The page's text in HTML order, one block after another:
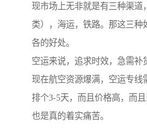
现市场上无非就是有三种渠道
类），海运，铁路。那这三种
各的好处。
空运来说，追求时效，急需补
现在航空资源爆满，空运专线
排个3-5天，而且价格高，而
也是真的着实痛苦。